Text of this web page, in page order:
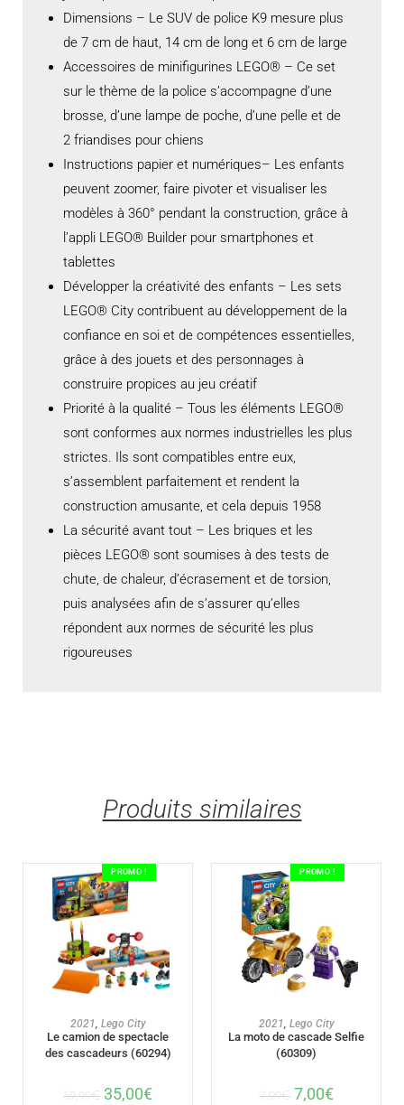
Dimensions – Le SUV de police K9 mesure plus
de 7 cm de haut, 14 cm de long et 6 cm de large
Accessoires de minifigurines LEGO® – Ce set
sur le thème de la police s’accompagne d’une
brosse, d’une lampe de poche, d’une pelle et de
2 friandises pour chiens
Instructions papier et numériques– Les enfants
peuvent zoomer, faire pivoter et visualiser les
modèles à 360° pendant la construction, grâce à
l’appli LEGO® Builder pour smartphones et
tablettes
Développer la créativité des enfants – Les sets
LEGO® City contribuent au développement de la
confiance en soi et de compétences essentielles,
grâce à des jouets et des personnages à
construire propices au jeu créatif
Priorité à la qualité – Tous les éléments LEGO®
sont conformes aux normes industrielles les plus
strictes. Ils sont compatibles entre eux,
s’assemblent parfaitement et rendent la
construction amusante, et cela depuis 1958
La sécurité avant tout – Les briques et les
pièces LEGO® sont soumises à des tests de
chute, de chaleur, d’écrasement et de torsion,
puis analysées afin de s’assurer qu’elles
répondent aux normes de sécurité les plus
rigoureuses
Produits similaires
PROMO !
AJOUTER AU PANIER
2021, Lego City
Le camion de spectacle
des cascadeurs (60294)
59,99€ 35,00€
PROMO !
AJOUTER AU PANIER
2021, Lego City
La moto de cascade Selfie
(60309)
7,99€ 7,00€